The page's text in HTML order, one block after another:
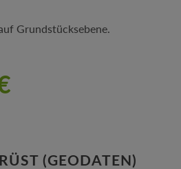
Grundstücksebene.
(GEODATEN)